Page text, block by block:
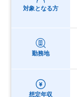
対象となる方
勤務地
想定年収